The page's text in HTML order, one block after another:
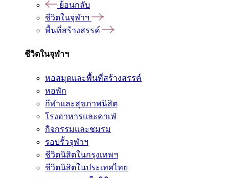
ย้อนกลับ
ชีวิตในจุฬาฯ
พื้นที่สร้างสรรค์
ชีวิตในจุฬาฯ
หอสมุดและพื้นที่สร้างสรรค์
หอพัก
กีฬาและสุขภาพนิสิต
โรงอาหารและคาเฟ่
กิจกรรมและชมรม
รอบรั้วจุฬาฯ
ชีวิตนิสิตในกรุงเทพฯ
ชีวิตนิสิตในประเทศไทย